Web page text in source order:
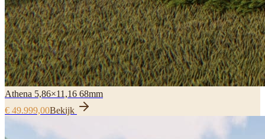
Athena 5,86×11,16 68mm
€ 49.999,00Bekijk